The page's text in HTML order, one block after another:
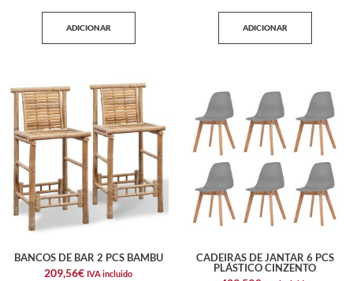
ADICIONAR ADICIONAR
BANCOS DE BAR 2 PCS BAMBU
209,56€ IVA incluido
CADEIRAS DE JANTAR 6 PCS
PLÁSTICO CINZENTO